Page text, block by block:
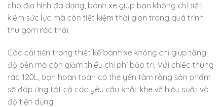
cho địa hình đa dạng, bánh xe giúp bạn không chỉ tiết
kiệm sức lực mà còn tiết kiệm thời gian trong quá trình
thu gom rác thải.
Các cải tiến trong thiết kế bánh xe không chỉ giúp tăng
độ bền mà còn giảm thiểu chi phí bảo trì. Với chiếc thùng
rác 120L, bạn hoàn toàn có thể yên tâm rằng sản phẩm
sẽ đáp ứng tất cả các yêu cầu khắt khe về hiệu suất và
độ tiện dụng.